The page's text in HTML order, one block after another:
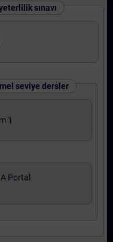
sınavı
seviye dersler
1
Portal